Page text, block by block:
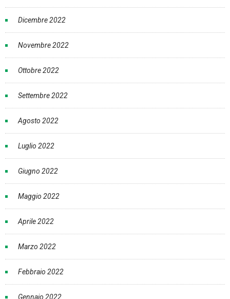
Dicembre 2022
Novembre 2022
Ottobre 2022
Settembre 2022
Agosto 2022
Luglio 2022
Giugno 2022
Maggio 2022
Aprile 2022
Marzo 2022
Febbraio 2022
Gennaio 2022